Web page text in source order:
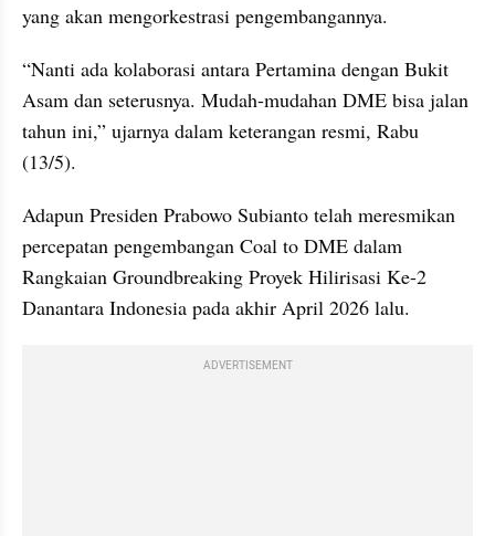
yang akan mengorkestrasi pengembangannya.
“Nanti ada kolaborasi antara Pertamina dengan Bukit
Asam dan seterusnya. Mudah-mudahan DME bisa jalan
tahun ini,” ujarnya dalam keterangan resmi, Rabu
(13/5).
Adapun Presiden Prabowo Subianto telah meresmikan
percepatan pengembangan Coal to DME dalam
Rangkaian Groundbreaking Proyek Hilirisasi Ke-2
Danantara Indonesia pada akhir April 2026 lalu.
ADVERTISEMENT